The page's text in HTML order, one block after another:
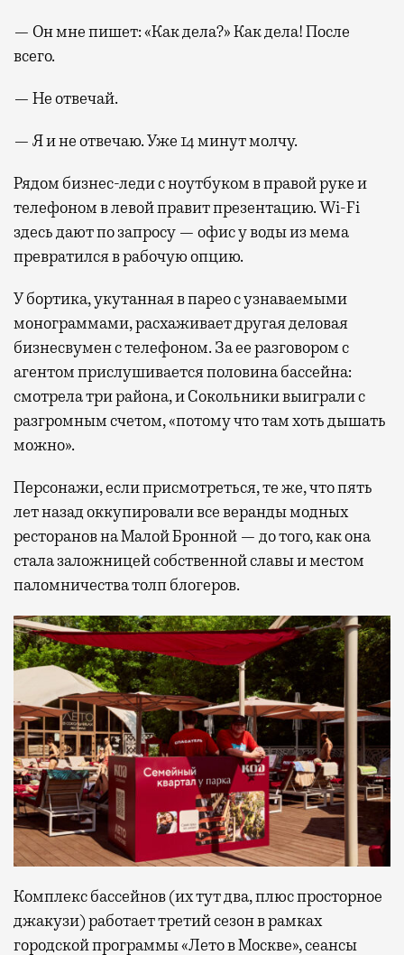
— Он мне пишет: «Как дела?» Как дела! После
всего.
— Не отвечай.
— Я и не отвечаю. Уже 14 минут молчу.
Рядом бизнес-леди с ноутбуком в правой руке и
телефоном в левой правит презентацию. Wi-Fi
здесь дают по запросу — офис у воды из мема
превратился в рабочую опцию.
У бортика, укутанная в парео с узнаваемыми
монограммами, расхаживает другая деловая
бизнесвумен с телефоном. За ее разговором с
агентом прислушивается половина бассейна:
смотрела три района, и Сокольники выиграли с
разгромным счетом, «потому что там хоть дышать
можно».
Персонажи, если присмотреться, те же, что пять
лет назад оккупировали все веранды модных
ресторанов на Малой Бронной — до того, как она
стала заложницей собственной славы и местом
паломничества толп блогеров.
Комплекс бассейнов (их тут два, плюс просторное
джакузи) работает третий сезон в рамках
городской программы «Лето в Москве», сеансы